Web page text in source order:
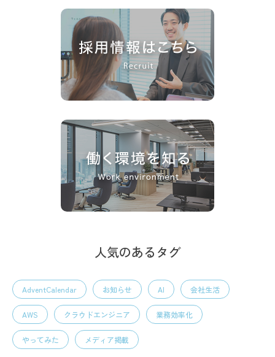
人気のあるタグ
AdventCalendar お知らせ AI 会社生活
AWS クラウドエンジニア 業務効率化
やってみた メディア掲載